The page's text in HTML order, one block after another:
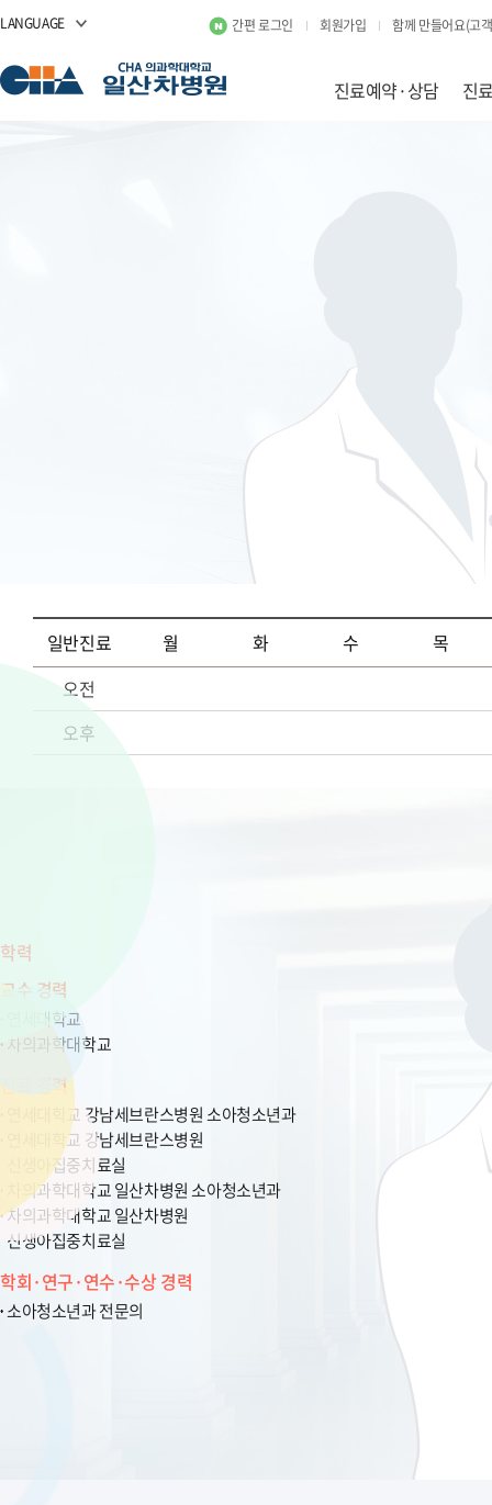
LANGUAGE 간편 로그인 회원가입 함께 만들어요(고
진료예약·상담 진
일반진료 월 화 수
목
오전
오후
학력
교수 경력
연세대학교
차의과학대학교
진료 경력
연세대학교 강남세브란스병원 소아청소년과
연세대학교 강남세브란스병원
신생아집중치료실
차의과학대학교 일산차병원 소아청소년과
차의과학대학교 일산차병원
신생아집중치료실
학회·연구·연수·수상 경력
소아청소년과 전문의